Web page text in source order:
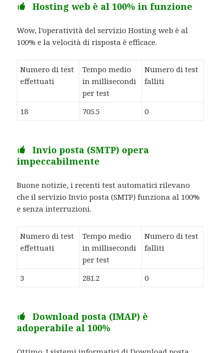
Hosting web è al 100% in funzione
Wow, l’operatività del servizio Hosting web è al
100% e la velocità di risposta è efficace.
Numero di test
effettuati
Tempo medio
in millisecondi
per test
Numero di test
falliti
18 705.5 0
Invio posta (SMTP) opera
impeccabilmente
Buone notizie, i recenti test automatici rilevano
che il servizio Invio posta (SMTP) funziona al 100%
e senza interruzioni.
Numero di test
effettuati
Tempo medio
in millisecondi
per test
Numero di test
falliti
3 281.2 0
Download posta (IMAP) è
adoperabile al 100%